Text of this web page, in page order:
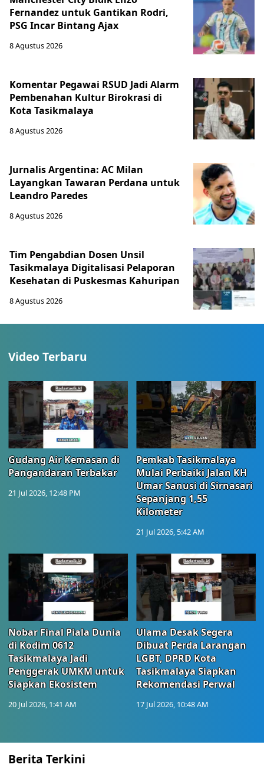
Fernandez untuk Gantikan Rodri,
PSG Incar Bintang Ajax
8 Agustus 2026
Komentar Pegawai RSUD Jadi Alarm
Pembenahan Kultur Birokrasi di
Kota Tasikmalaya
8 Agustus 2026
Jurnalis Argentina: AC Milan
Layangkan Tawaran Perdana untuk
Leandro Paredes
8 Agustus 2026
Tim Pengabdian Dosen Unsil
Tasikmalaya Digitalisasi Pelaporan
Kesehatan di Puskesmas Kahuripan
8 Agustus 2026
Video Terbaru
Gudang Air Kemasan di
Pangandaran Terbakar
21 Jul 2026, 12:48 PM
Pemkab Tasikmalaya
Mulai Perbaiki Jalan KH
Umar Sanusi di Sirnasari
Sepanjang 1,55
Kilometer
21 Jul 2026, 5:42 AM
Nobar Final Piala Dunia
di Kodim 0612
Tasikmalaya Jadi
Penggerak UMKM untuk
Siapkan Ekosistem
20 Jul 2026, 1:41 AM
Ulama Desak Segera
Dibuat Perda Larangan
LGBT, DPRD Kota
Tasikmalaya Siapkan
Rekomendasi Perwal
17 Jul 2026, 10:48 AM
Berita Terkini